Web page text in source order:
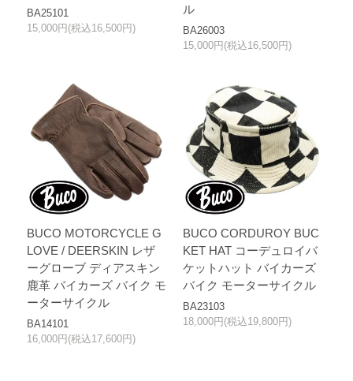
BA25101
15,000円(税込16,500円)
ル
BA26003
15,000円(税込16,500円)
BUCO MOTORCYCLE G
LOVE / DEERSKIN レザ
ーグローブ ディアスキン
鹿革 バイカーズ バイク モ
ーターサイクル
BA14101
16,000円(税込17,600円)
BUCO CORDUROY BUC
KET HAT コーデュロイバ
ケットハット バイカーズ
バイク モーターサイクル
BA23103
18,000円(税込19,800円)